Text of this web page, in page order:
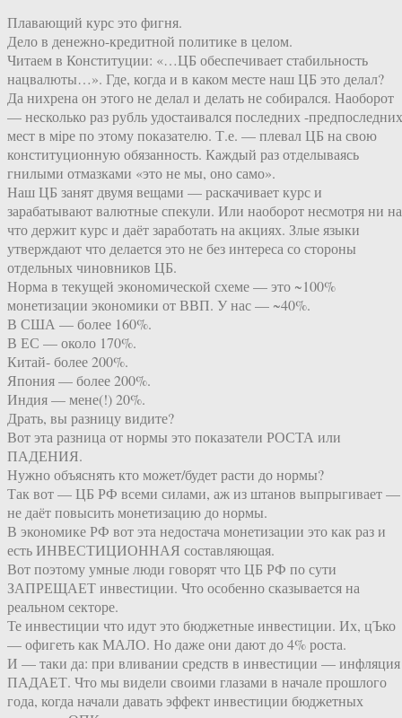
Плавающий курс это фигня.
Дело в денежно-кредитной политике в целом.
Читаем в Конституции: «…ЦБ обеспечивает стабильность
нацвалюты…». Где, когда и в каком месте наш ЦБ это делал?
Да нихрена он этого не делал и делать не собирался. Наоборот
— несколько раз рубль удостаивался последних -предпоследних
мест в мiре по этому показателю. Т.е. — плевал ЦБ на свою
конституционную обязанность. Каждый раз отделываясь
гнилыми отмазками «это не мы, оно само».
Наш ЦБ занят двумя вещами — раскачивает курс и
зарабатывают валютные спекули. Или наоборот несмотря ни на
что держит курс и даёт заработать на акциях. Злые языки
утверждают что делается это не без интереса со стороны
отдельных чиновников ЦБ.
Норма в текущей экономической схеме — это ~100%
монетизации экономики от ВВП. У нас — ~40%.
В США — более 160%.
В ЕС — около 170%.
Китай- более 200%.
Япония — более 200%.
Индия — мене(!) 20%.
Драть, вы разницу видите?
Вот эта разница от нормы это показатели РОСТА или
ПАДЕНИЯ.
Нужно объяснять кто может/будет расти до нормы?
Так вот — ЦБ РФ всеми силами, аж из штанов выпрыгивает —
не даёт повысить монетизацию до нормы.
В экономике РФ вот эта недостача монетизации это как раз и
есть ИНВЕСТИЦИОННАЯ составляющая.
Вот поэтому умные люди говорят что ЦБ РФ по сути
ЗАПРЕЩАЕТ инвестиции. Что особенно сказывается на
реальном секторе.
Те инвестиции что идут это бюджетные инвестиции. Их, цЪко
— офигеть как МАЛО. Но даже они дают до 4% роста.
И — таки да: при вливании средств в инвестиции — инфляция
ПАДАЕТ. Что мы видели своими глазами в начале прошлого
года, когда начали давать эффект инвестиции бюджетных